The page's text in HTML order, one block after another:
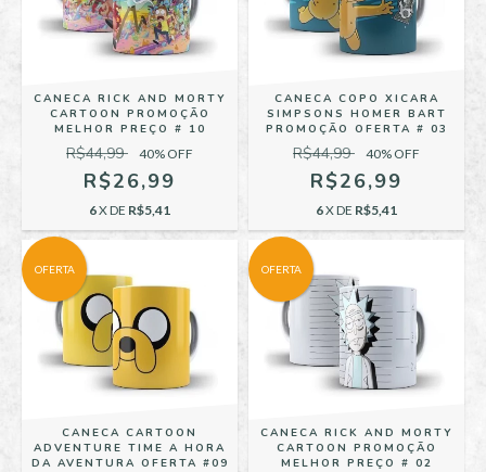
CANECA RICK AND MORTY
CARTOON PROMOÇÃO
MELHOR PREÇO # 10
R$44,99 40% OFF
R$26,99
6X DE R$5,41
CANECA COPO XICARA
SIMPSONS HOMER BART
PROMOÇÃO OFERTA # 03
R$44,99 40% OFF
R$26,99
6X DE R$5,41
OFERTA
CANECA CARTOON
ADVENTURE TIME A HORA
DA AVENTURA OFERTA #09
OFERTA
CANECA RICK AND MORTY
CARTOON PROMOÇÃO
MELHOR PREÇO # 02